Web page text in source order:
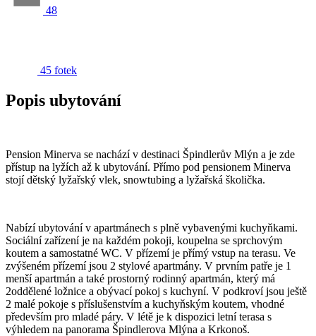
48
45 fotek
Popis ubytování
Pension Minerva se nachází v destinaci Špindlerův Mlýn a je zde
přístup na lyžích až k ubytování. Přímo pod pensionem Minerva
stojí dětský lyžařský vlek, snowtubing a lyžařská školička.
Nabízí ubytování v apartmánech s plně vybavenými kuchyňkami.
Sociální zařízení je na každém pokoji, koupelna se sprchovým
koutem a samostatné WC. V přízemí je přímý vstup na terasu. Ve
zvýšeném přízemí jsou 2 stylové apartmány. V prvním patře je 1
menší apartmán a také prostorný rodinný apartmán, který má
2oddělené ložnice a obývací pokoj s kuchyní. V podkroví jsou ještě
2 malé pokoje s příslušenstvím a kuchyňským koutem, vhodné
především pro mladé páry. V létě je k dispozici letní terasa s
výhledem na panorama Špindlerova Mlýna a Krkonoš.